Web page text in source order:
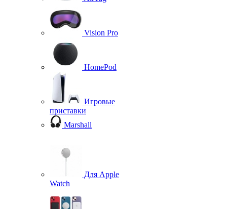
Vision Pro
HomePod
Игровые
приставки
Marshall
Для Apple
Watch